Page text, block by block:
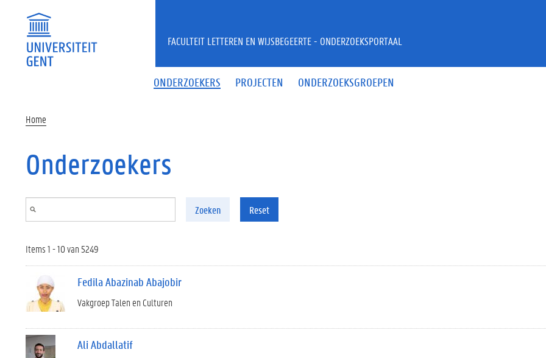
ONDERZOEKERS PROJECTEN ONDERZOEKSGROEPEN
FACULTEIT LETTEREN EN WIJSBEGEERTE - ONDERZOEKSPORTAAL
Home
Onderzoekers
Zoeken Reset
Items 1 - 10 van 5249
Fedila Abazinab Abajobir
Vakgroep Talen en Culturen
Ali Abdallatif